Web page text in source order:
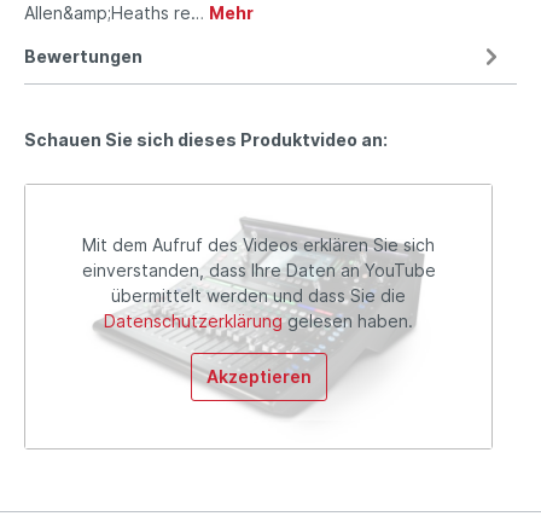
Allen&amp;Heaths re… Mehr
Bewertungen
Schauen Sie sich dieses Produktvideo an:
Mit dem Aufruf des Videos erklären Sie sich
einverstanden, dass Ihre Daten an YouTube
übermittelt werden und dass Sie die
Datenschutzerklärunggelesen haben.
Akzeptieren